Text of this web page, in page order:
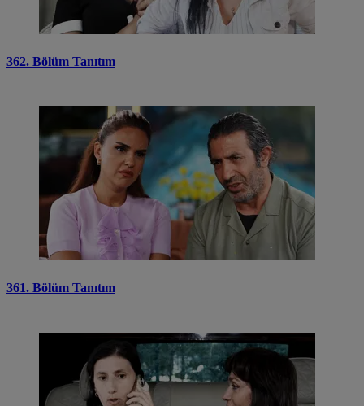
362. Bölüm Tanıtım
361. Bölüm Tanıtım